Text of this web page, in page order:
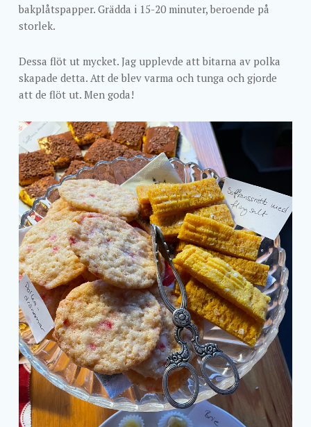
bakplåtspapper. Grädda i 15-20 minuter, beroende på
storlek.
Dessa flöt ut mycket. Jag upplevde att bitarna av polka
skapade detta. Att de blev varma och tunga och gjorde
att de flöt ut. Men goda!